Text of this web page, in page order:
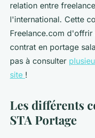
relation entre
l'international. Cette
Freelance.com
contrat en portage
pas à consulter
site !
Les différents
STA Portage